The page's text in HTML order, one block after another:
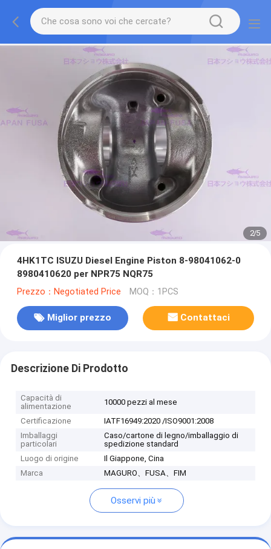
2/5
4HK1TC ISUZU Diesel Engine Piston 8-98041062-0
8980410620 per NPR75 NQR75
Prezzo：Negotiated Price MOQ：1PCS
Miglior prezzo Contattaci
Descrizione Di Prodotto
Capacità di
alimentazione
10000 pezzi al mese
Certificazione
IATF16949:2020 /ISO9001:2008
Imballaggi
particolari
Caso/cartone di legno/imballaggio di
spedizione standard
Luogo di origine
Il Giappone, Cina
Marca
MAGURO、FUSA、FIM
Osservi più